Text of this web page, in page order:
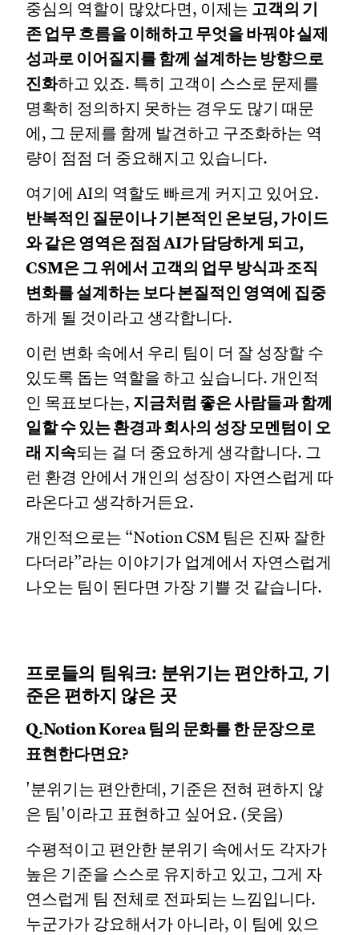
중심의 역할이 많았다면, 이제는 고객의 기
존 업무 흐름을 이해하고 무엇을 바꿔야 실제
성과로 이어질지를 함께 설계하는 방향으로
진화하고 있죠. 특히 고객이 스스로 문제를
명확히 정의하지 못하는 경우도 많기 때문
에, 그 문제를 함께 발견하고 구조화하는 역
량이 점점 더 중요해지고 있습니다.
여기에 AI의 역할도 빠르게 커지고 있어요.
반복적인 질문이나 기본적인 온보딩, 가이드
와 같은 영역은 점점 AI가 담당하게 되고,
CSM은 그 위에서 고객의 업무 방식과 조직
변화를 설계하는 보다 본질적인 영역에 집중
하게 될 것이라고 생각합니다.
이런 변화 속에서 우리 팀이 더 잘 성장할 수
있도록 돕는 역할을 하고 싶습니다. 개인적
인 목표보다는, 지금처럼 좋은 사람들과 함께
일할 수 있는 환경과 회사의 성장 모멘텀이 오
래 지속되는 걸 더 중요하게 생각합니다. 그
런 환경 안에서 개인의 성장이 자연스럽게 따
라온다고 생각하거든요.
개인적으로는 “Notion CSM 팀은 진짜 잘한
다더라”라는 이야기가 업계에서 자연스럽게
나오는 팀이 된다면 가장 기쁠 것 같습니다.
프로들의 팀워크: 분위기는 편안하고, 기
준은 편하지 않은 곳
Q.Notion Korea 팀의 문화를 한 문장으로
표현한다면요?
'분위기는 편안한데, 기준은 전혀 편하지 않
은 팀'이라고 표현하고 싶어요. (웃음)
수평적이고 편안한 분위기 속에서도 각자가
높은 기준을 스스로 유지하고 있고, 그게 자
연스럽게 팀 전체로 전파되는 느낌입니다.
누군가가 강요해서가 아니라, 이 팀에 있으